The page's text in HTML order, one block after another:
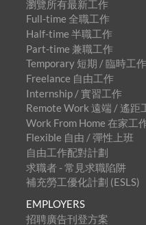
瀏覽所有最新工作
Full-time 全職工作
Half-time 半職工作
Part-time 兼職工作
Temporary 短期 / 臨時工作
Freelance 自由工作
Internship / 實習工作
Remote Work 遠端 / 遙距
Work From Home 在家工
Flexible 自由 / 彈性上班
自由工作配對計劃
求職者 - 常見求職陷阱
補充勞工優化計劃 (ESLS)
EMPLOYERS
招聘廣告刊登方案